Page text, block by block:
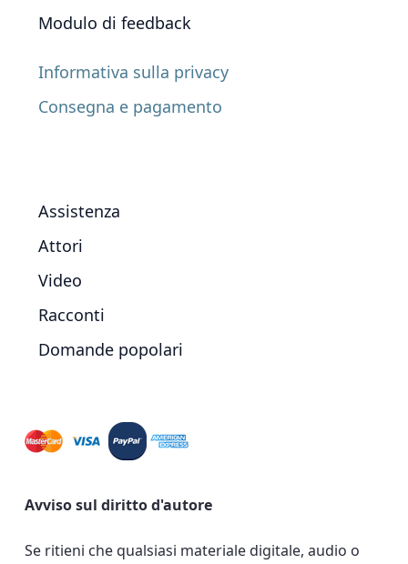
Modulo di feedback
Informativa sulla privacy
Consegna e pagamento
Assistenza
Attori
Video
Racconti
Domande popolari
Avviso sul diritto d'autore
Se ritieni che qualsiasi materiale digitale, audio o